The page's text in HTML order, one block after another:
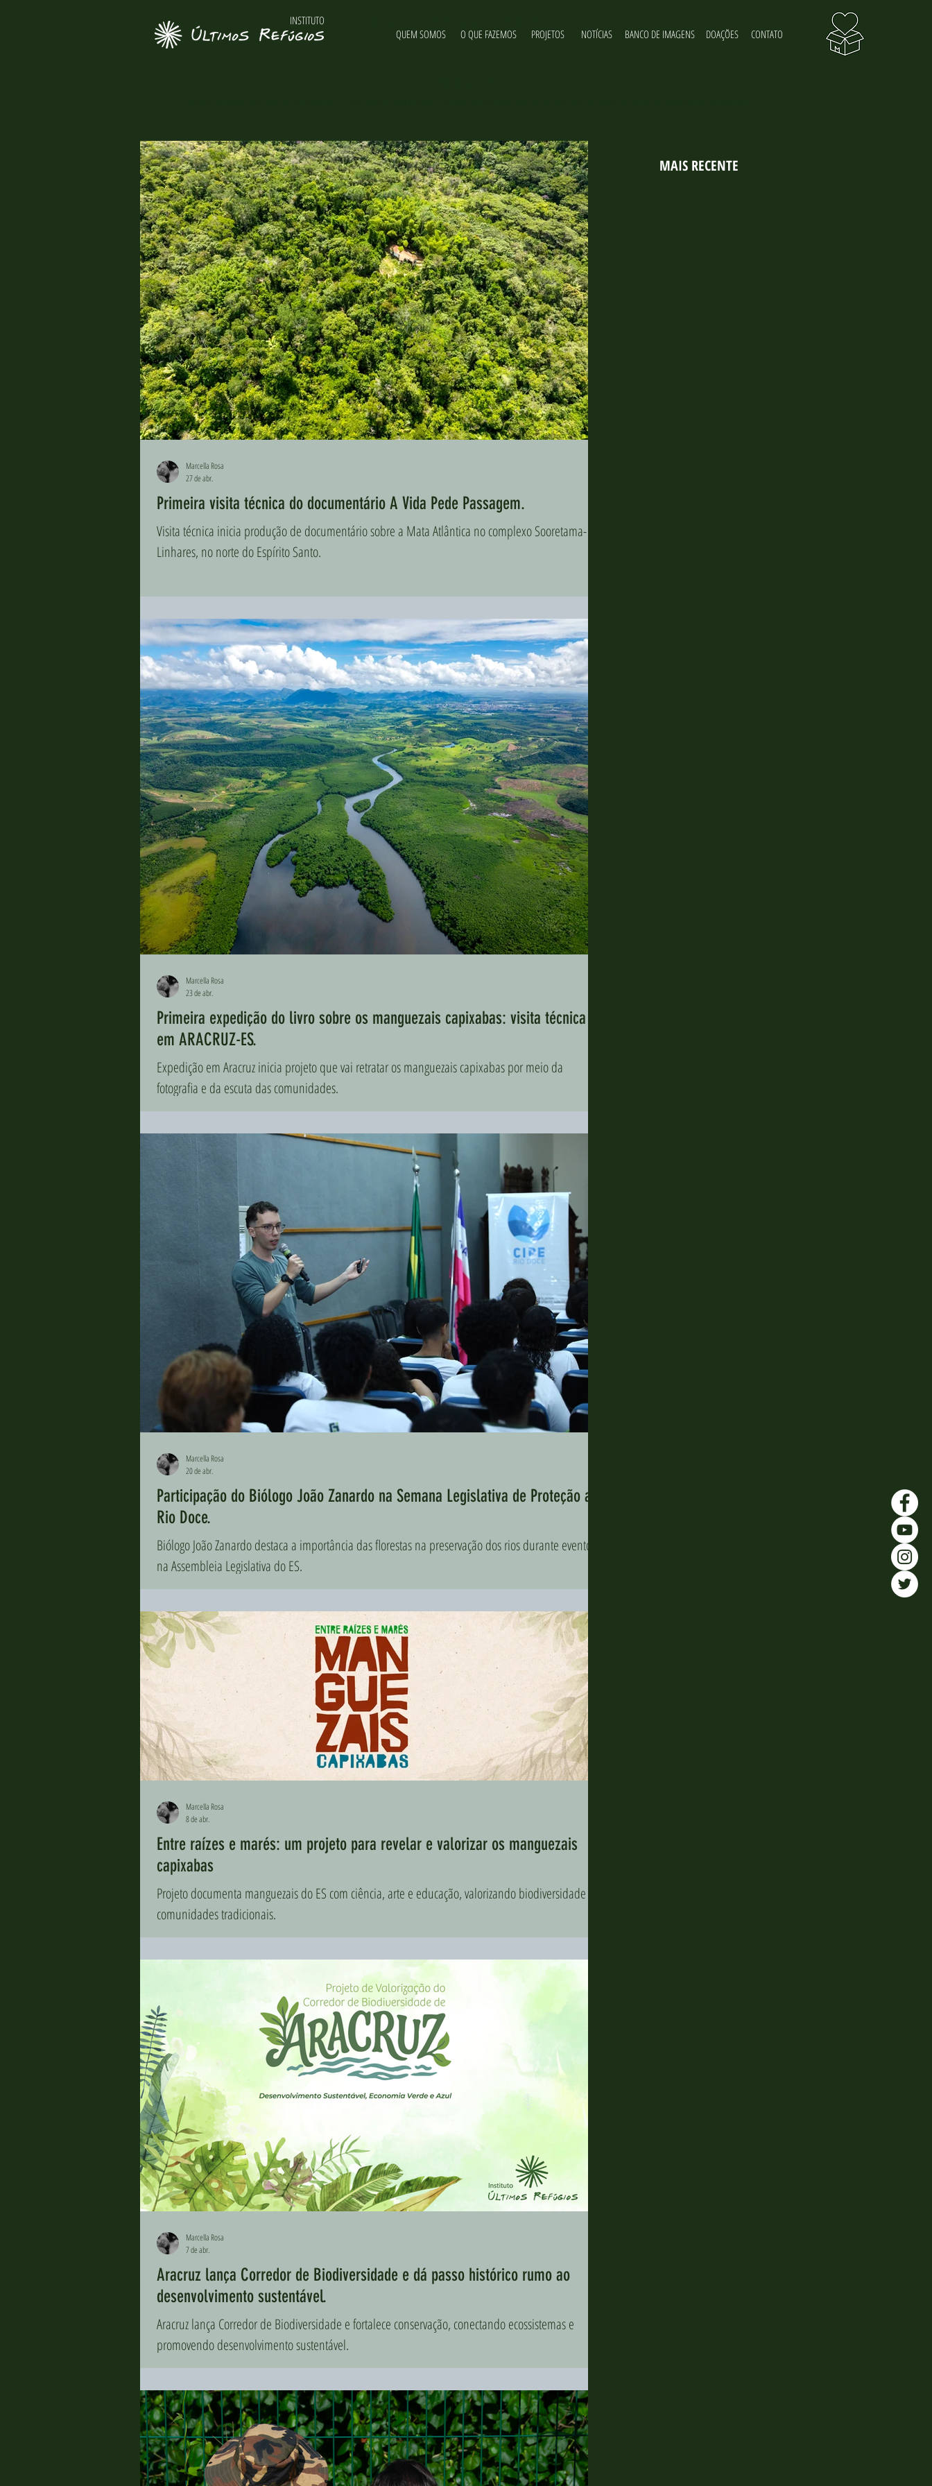
Primeira visita técnica do documentário A Vida Pede Passagem.
Visita técnica inicia produção de documentário sobre a Mata Atlântica no complexo Sooretama-
Linhares, no norte do Espírito Santo.
Marcella Rosa
27 de abr.
Primeira expedição do livro sobre os manguezais capixabas: visita técnica
em ARACRUZ-ES.
Expedição em Aracruz inicia projeto que vai retratar os manguezais capixabas por meio da
fotografia e da escuta das comunidades.
Marcella Rosa
23 de abr.
Participação do Biólogo João Zanardo na Semana Legislativa de Proteção ao
Rio Doce.
Biólogo João Zanardo destaca a importância das florestas na preservação dos rios durante evento
na Assembleia Legislativa do ES.
Marcella Rosa
20 de abr.
Entre raízes e marés: um projeto para revelar e valorizar os manguezais
capixabas
Projeto documenta manguezais do ES com ciência, arte e educação, valorizando biodiversidade e
comunidades tradicionais.
Marcella Rosa
8 de abr.
Aracruz lança Corredor de Biodiversidade e dá passo histórico rumo ao
desenvolvimento sustentável.
Aracruz lança Corredor de Biodiversidade e fortalece conservação, conectando ecossistemas e
promovendo desenvolvimento sustentável.
Marcella Rosa
7 de abr.
MAIS RECENTE
INSTITUTO
QUEM SOMOS
O QUE FAZEMOS PROJETOS NOTÍCIAS BANCO DE IMAGENS DOAÇÕES CONTATO